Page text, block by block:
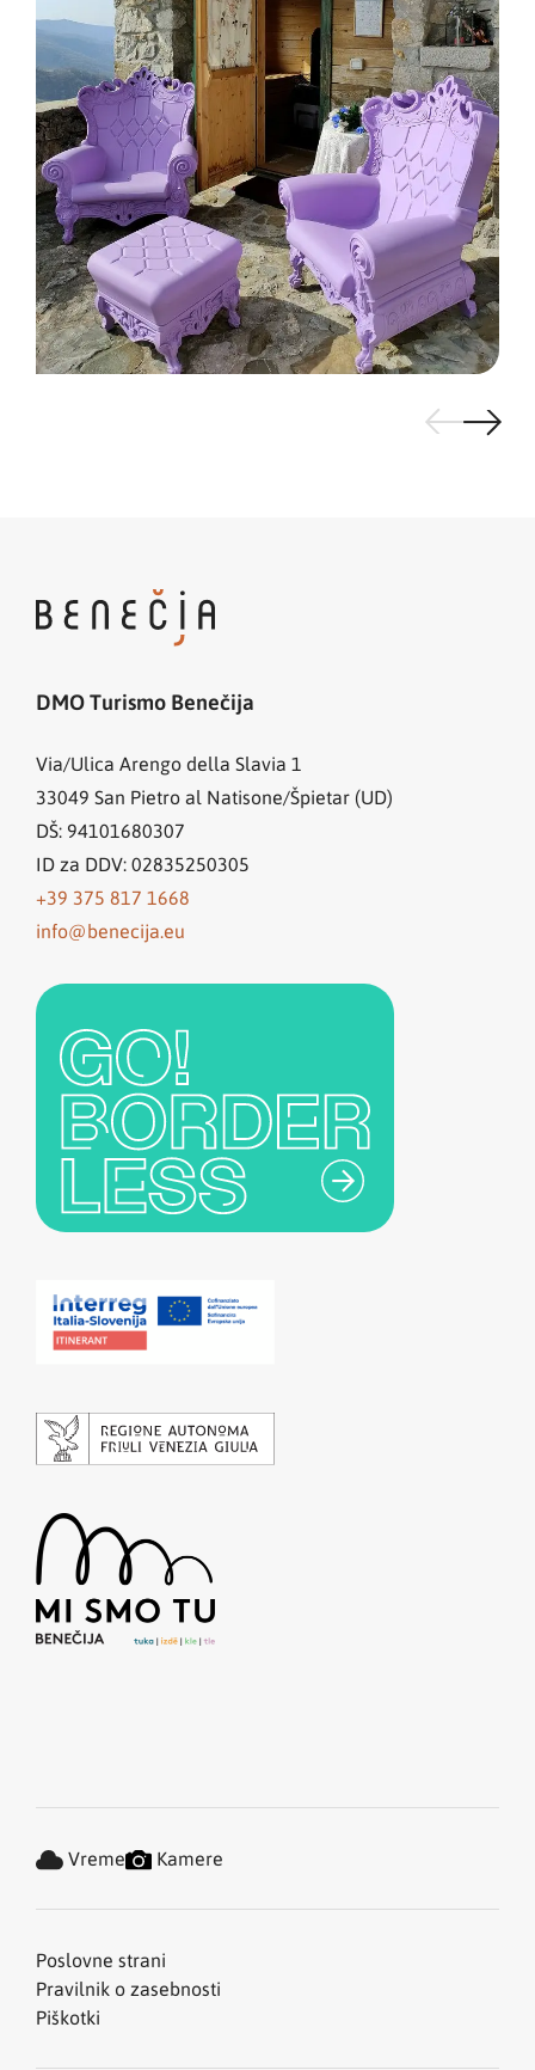
DMO Turismo Benečija
Via/Ulica Arengo della Slavia 1
33049 San Pietro al Natisone/Špietar (UD)
DŠ: 94101680307
ID za DDV: 02835250305
+39 375 817 1668
info@benecija.eu
Poslovne strani
Pravilnik o zasebnosti
Piškotki
Vreme Kamere